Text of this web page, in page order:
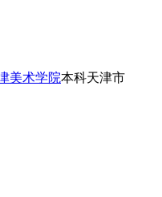
美术学院本科天津市